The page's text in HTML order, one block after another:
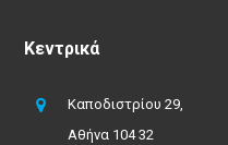
Κεντρικά
Καποδιστρίου 29,
Αθήνα 104 32